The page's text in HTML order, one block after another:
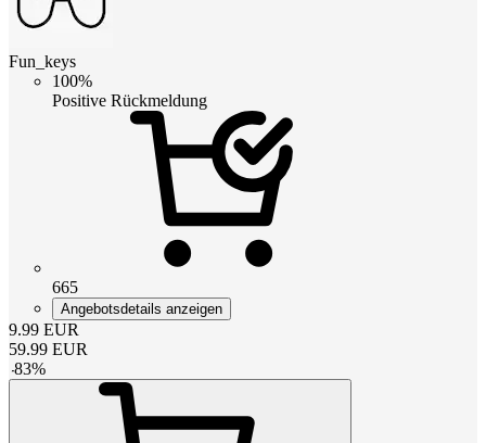
Fun_keys
100%
Positive Rückmeldung
665
Angebotsdetails anzeigen
9.99 EUR
59.99 EUR
-83%